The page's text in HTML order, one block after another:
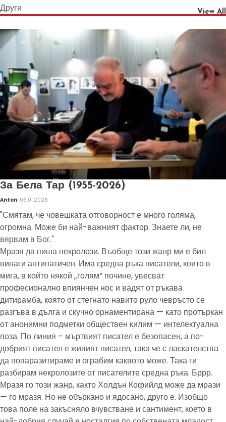
Други View All
За Бела Тар (1955-2026)
Anton 06.01.2026
"Смятам, че човешката отговорност е много голяма,
огромна. Може би най-важният фактор. Знаете ли, не
вярвам в Бог."
Мразя да пиша некролози. Въобще този жанр ми е бил
винаги антипатичен. Има средна ръка писатели, които в
мига, в който някой „голям“ почине, увесват
професионално впиянчен нос и вадят от ръкава
дитирамба, която от стегнато навито руло чевръсто се
разгъва в дълга и скучно орнаментирана — като протъркан
от анонимни подметки обществен килим — интелектуална
поза. По линия – мъртвият писател е безопасен, а по-
добрият писател е живият писател, така че с ласкателства
да попаразитираме и ограбим каквото може. Така ги
разбирам некролозите от писателите средна ръка. Бррр.
Мразя го този жанр, както Холдън Кофийлд може да мрази
— го мразя. Но не объркано и ядосано, друго е. Изобщо
това поле на закъсняло вчувстване и сантимент, което в